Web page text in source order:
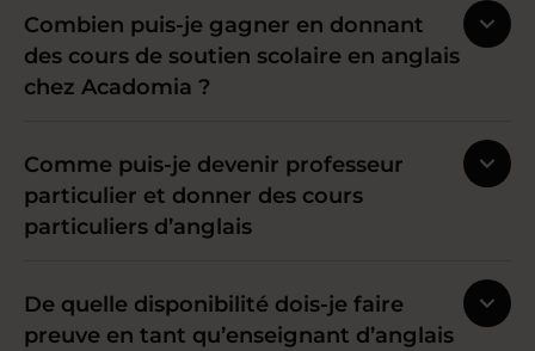
Combien puis-je gagner en donnant
des cours de soutien scolaire en anglais
chez Acadomia ?
Comme puis-je devenir professeur
particulier et donner des cours
particuliers d’anglais
De quelle disponibilité dois-je faire
preuve en tant qu’enseignant d’anglais